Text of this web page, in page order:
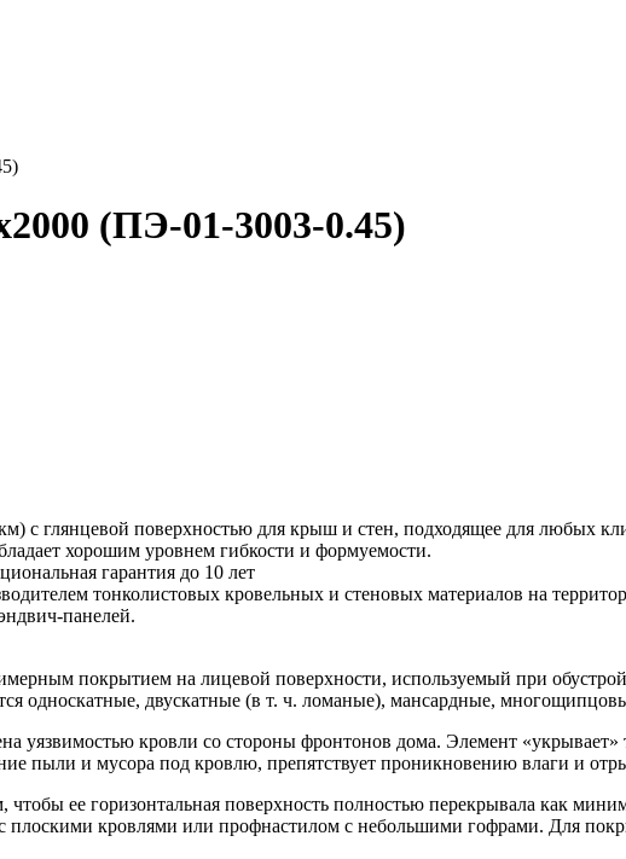
(ПЭ-01-3003-0.45)
с глянцевой поверхностью для крыш и стен, подходящее для любых
хорошим уровнем гибкости и формуемости.
гарантия до 10 лет
тонколистовых кровельных и стеновых материалов на
панелей.
покрытием на лицевой поверхности, используемый при
односкатные, двускатные (в т. ч. ломаные), мансардные,
уязвимостью кровли со стороны фронтонов дома. Элемент
пыли и мусора под кровлю, препятствует проникновению влаги и
ее горизонтальная поверхность полностью перекрывала как
плоскими кровлями или профнастилом с небольшими гофрами. Для